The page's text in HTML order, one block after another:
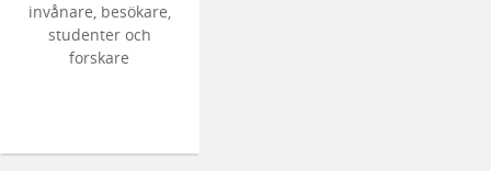
invånare, besökare,
studenter och
forskare